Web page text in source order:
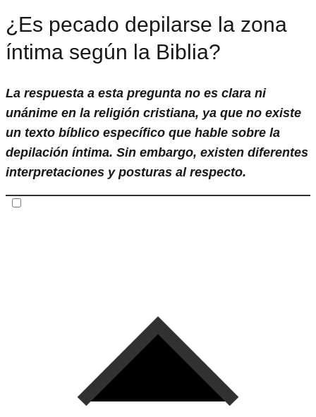
¿Es pecado depilarse la zona
íntima según la Biblia?
La respuesta a esta pregunta no es clara ni
unánime en la religión cristiana, ya que no existe
un texto bíblico específico que hable sobre la
depilación íntima. Sin embargo, existen diferentes
interpretaciones y posturas al respecto.